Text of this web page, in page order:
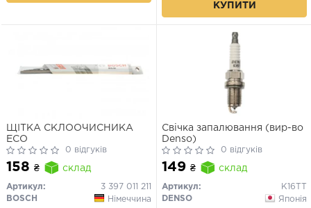
КУПИТИ
ЩІТКА СКЛООЧИСНИКА
ECO
0 відгуків
158 ₴ склад
Артикул:
3 397 011 211
BOSCH
Німеччина
Свічка запалювання (вир-во
Denso)
0 відгуків
149 ₴ склад
Артикул:
K16TT
DENSO
Японія